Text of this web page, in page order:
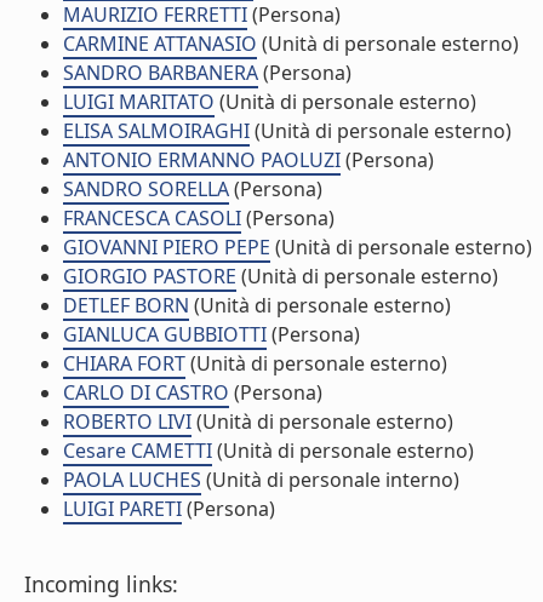
MAURIZIO FERRETTI(Persona)
CARMINE ATTANASIO (Unità di personale esterno)
SANDRO BARBANERA(Persona)
LUIGI MARITATO (Unità di personale esterno)
ELISA SALMOIRAGHI(Unità di personale esterno)
ANTONIO ERMANNO PAOLUZI(Persona)
SANDRO SORELLA(Persona)
FRANCESCA CASOLI(Persona)
GIOVANNI PIERO PEPE (Unità di personale esterno)
GIORGIO PASTORE (Unità di personale esterno)
DETLEF BORN (Unità di personale esterno)
GIANLUCA GUBBIOTTI(Persona)
CHIARA FORT(Unità di personale esterno)
CARLO DI CASTRO (Persona)
ROBERTO LIVI(Unità di personale esterno)
Cesare CAMETTI(Unità di personale esterno)
PAOLA LUCHES (Unità di personale interno)
LUIGI PARETI(Persona)
Incoming links: